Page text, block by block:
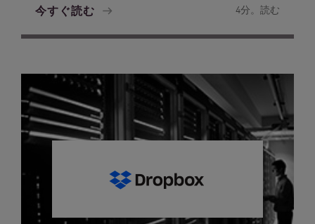
今すぐ読む 4分。読む